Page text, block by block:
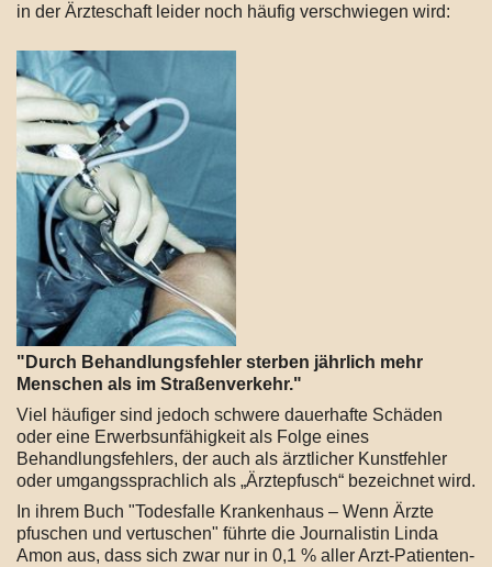
in der Ärzteschaft leider noch häufig verschwiegen wird:
"Durch Behandlungsfehler sterben jährlich mehr
Menschen als im Straßenverkehr."
Viel häufiger sind jedoch schwere dauerhafte Schäden
oder eine Erwerbsunfähigkeit als Folge eines
Behandlungsfehlers, der auch als ärztlicher Kunstfehler
oder umgangssprachlich als „Ärztepfusch“ bezeichnet wird.
In ihrem Buch "Todesfalle Krankenhaus – Wenn Ärzte
pfuschen und vertuschen" führte die Journalistin Linda
Amon aus, dass sich zwar nur in 0,1 % aller Arzt-Patienten-